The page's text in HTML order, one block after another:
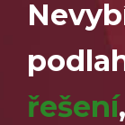
řešení